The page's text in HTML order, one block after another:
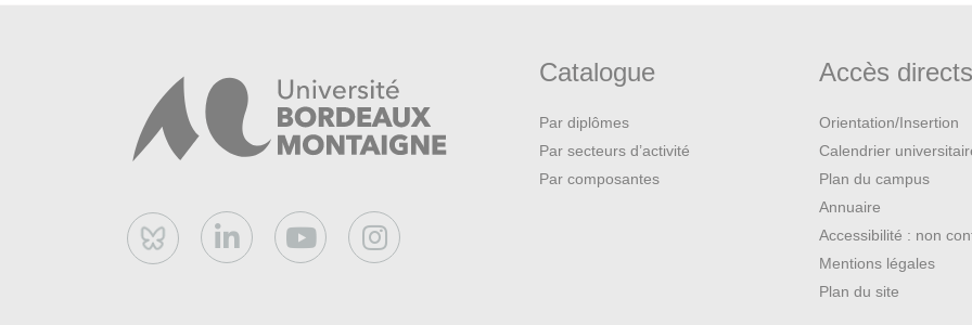
Bluesky
Catalogue
Par diplômes
Par secteurs d’activité
Par composantes
Accès
Orientation/Insertion
Calendrier
Plan du campus
Annuaire
Accessibilité : non
Mentions légales
Plan du site